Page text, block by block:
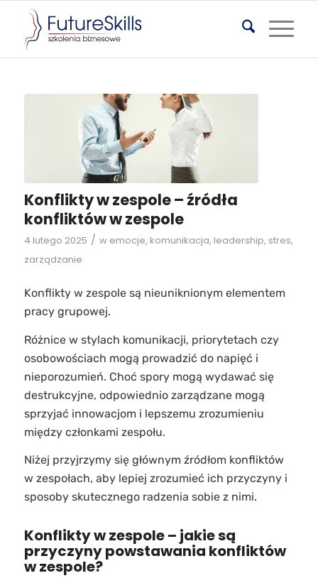
Konflikty w zespole – źródła
konfliktów w zespole
4 lutego 2025 / w emocje, komunikacja, leadership, stres,
zarządzanie
Konflikty w zespole są nieuniknionym elementem
pracy grupowej.
Różnice w stylach komunikacji, priorytetach czy
osobowościach mogą prowadzić do napięć i
nieporozumień. Choć spory mogą wydawać się
destrukcyjne, odpowiednio zarządzane mogą
sprzyjać innowacjom i lepszemu zrozumieniu
między członkami zespołu.
Niżej przyjrzymy się głównym źródłom konfliktów
w zespołach, aby lepiej zrozumieć ich przyczyny i
sposoby skutecznego radzenia sobie z nimi.
Konflikty w zespole – jakie są
przyczyny powstawania konfliktów
w zespole?